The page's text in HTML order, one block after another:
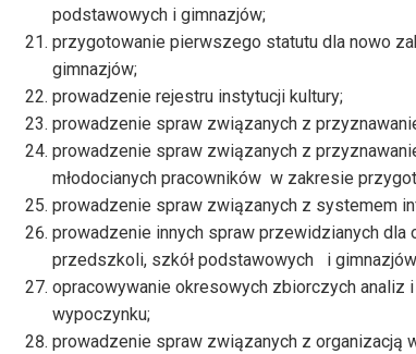
podstawowych i gimnazjów;
przygotowanie pierwszego statutu dla nowo
gimnazjów;
prowadzenie rejestru instytucji kultury;
prowadzenie spraw związanych z
prowadzenie spraw związanych z
młodocianych pracowników w zakresie
prowadzenie spraw związanych z systemem
prowadzenie innych spraw przewidzianych
przedszkoli, szkół podstawowych i
opracowywanie okresowych zbiorczych analiz
wypoczynku;
prowadzenie spraw związanych z organizacją